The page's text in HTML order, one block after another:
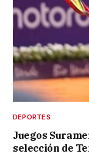
DEPORTES
Juegos
selección de